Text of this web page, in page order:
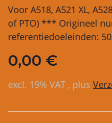
Voor A518, A521 XL,
of PTO) *** Origineel
referentiedoeleinden:
0,00 €
excl. 19% VAT , plus